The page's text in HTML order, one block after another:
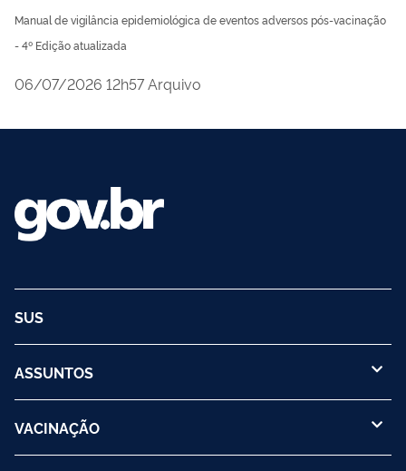
Manual de vigilância epidemiológica de eventos adversos pós-vacinação
- 4º Edição atualizada
publicado
06/07/2026 12h57Arquivo
SUS
ASSUNTOS
VACINAÇÃO